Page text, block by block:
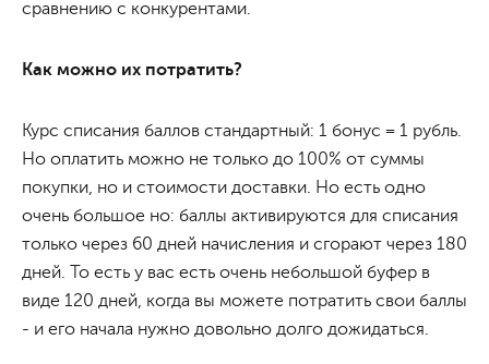
сравнению с конкурентами.
Как можно их потратить?
Курс списания баллов стандартный: 1 бонус = 1 рубль.
Но оплатить можно не только до 100% от суммы
покупки, но и стоимости доставки. Но есть одно
очень большое но: баллы активируются для списания
только через 60 дней начисления и сгорают через 180
дней. То есть у вас есть очень небольшой буфер в
виде 120 дней, когда вы можете потратить свои баллы
- и его начала нужно довольно долго дожидаться.